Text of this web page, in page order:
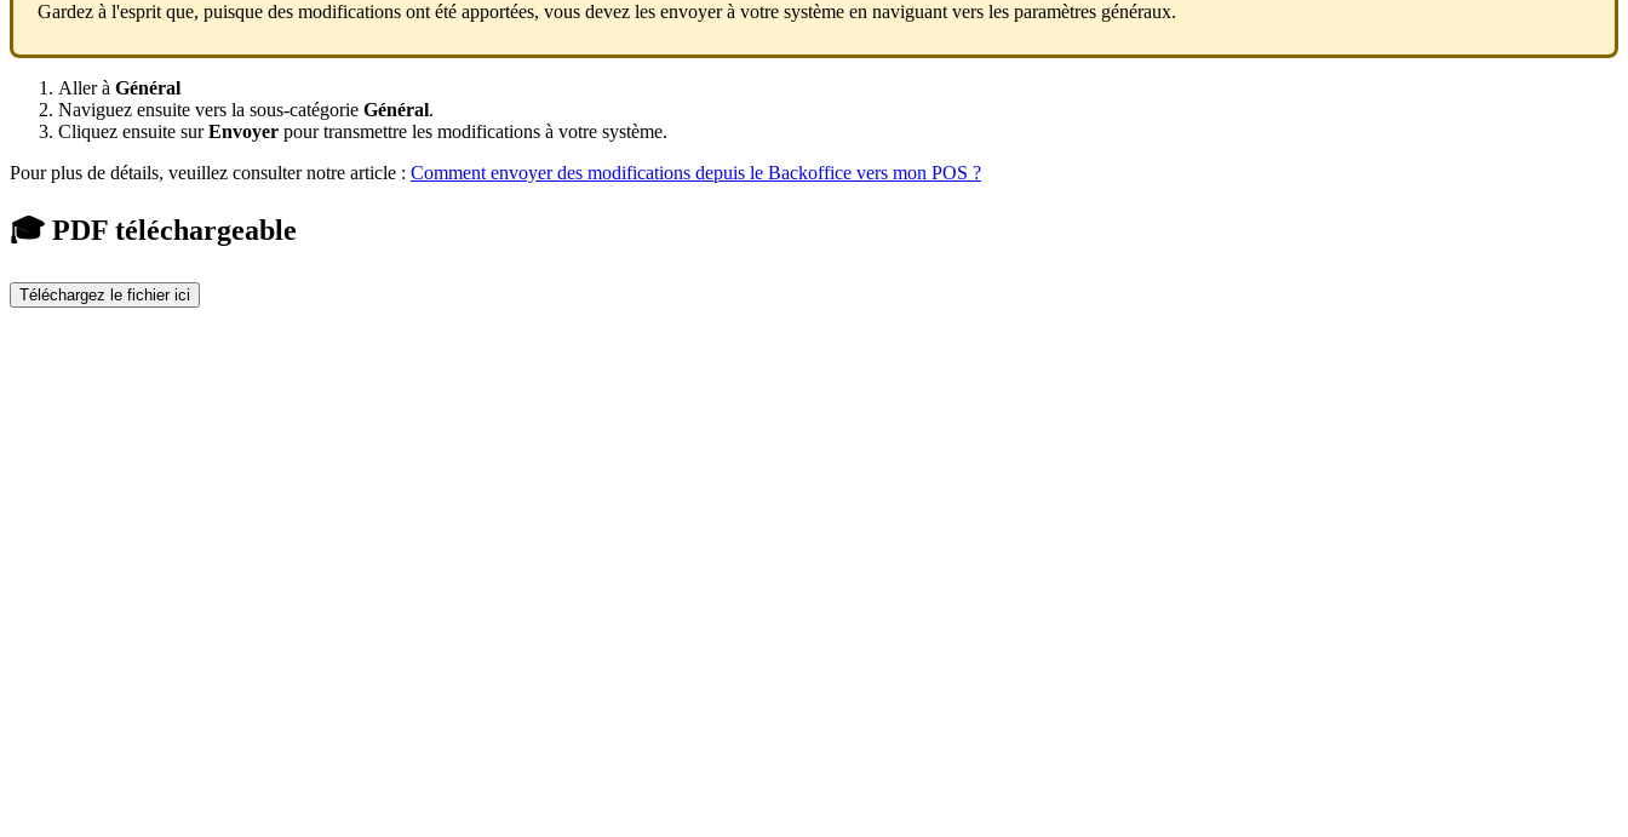
Gardez à l'esprit que, puisque des modifications ont été apportées, vous devez les envoyer à votre système en naviguant vers les paramètres généraux.
Aller à Général
Naviguez ensuite vers la sous-catégorie Général.
Cliquez ensuite surEnvoyer pour transmettre les modifications à votre système.
Pour plus de détails, veuillez consulter notre article : Comment envoyer des modifications depuis le Backoffice vers mon POS ?
🎓 PDF téléchargeable
Téléchargez le fichier ici